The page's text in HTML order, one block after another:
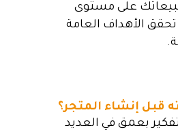
على مستوى
تحقق الأهداف العامة
قبل إنشاء المتجر؟
بعمق في العديد